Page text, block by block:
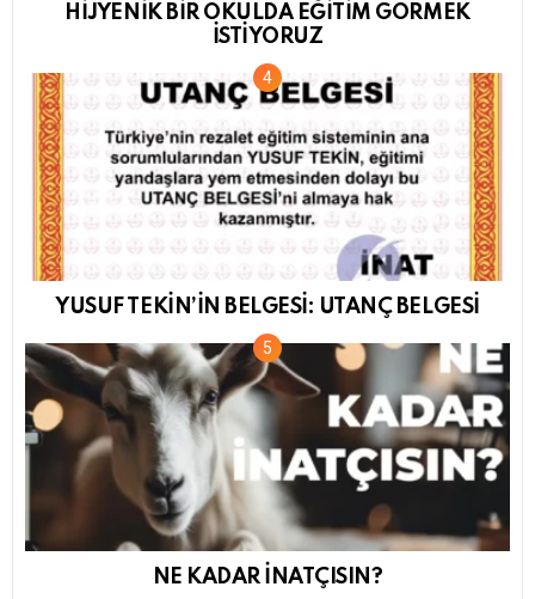
HİJYENİK BİR OKULDA EĞİTİM GÖRMEK
İSTİYORUZ
YUSUF TEKİN’İN BELGESİ: UTANÇ BELGESİ
NE KADAR İNATÇISIN?